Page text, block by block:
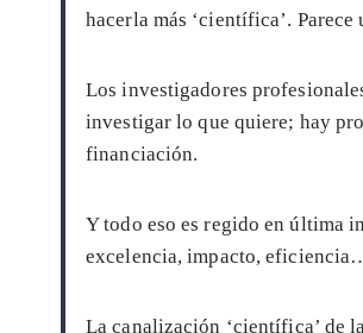
hacerla más ‘científica’.
Los investigadores
investigar lo que quiere; hay
financiación.
Y todo eso es regido en última
excelencia, impacto,
La canalización ‘científica’ de